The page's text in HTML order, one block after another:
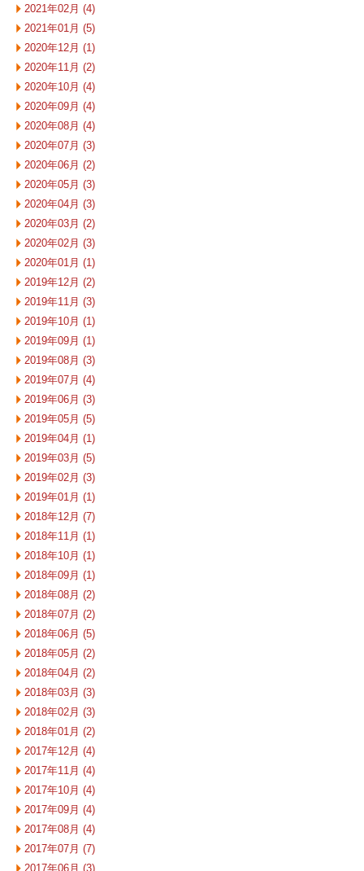
2021年02月 (4)
2021年01月 (5)
2020年12月 (1)
2020年11月 (2)
2020年10月 (4)
2020年09月 (4)
2020年08月 (4)
2020年07月 (3)
2020年06月 (2)
2020年05月 (3)
2020年04月 (3)
2020年03月 (2)
2020年02月 (3)
2020年01月 (1)
2019年12月 (2)
2019年11月 (3)
2019年10月 (1)
2019年09月 (1)
2019年08月 (3)
2019年07月 (4)
2019年06月 (3)
2019年05月 (5)
2019年04月 (1)
2019年03月 (5)
2019年02月 (3)
2019年01月 (1)
2018年12月 (7)
2018年11月 (1)
2018年10月 (1)
2018年09月 (1)
2018年08月 (2)
2018年07月 (2)
2018年06月 (5)
2018年05月 (2)
2018年04月 (2)
2018年03月 (3)
2018年02月 (3)
2018年01月 (2)
2017年12月 (4)
2017年11月 (4)
2017年10月 (4)
2017年09月 (4)
2017年08月 (4)
2017年07月 (7)
2017年06月 (3)